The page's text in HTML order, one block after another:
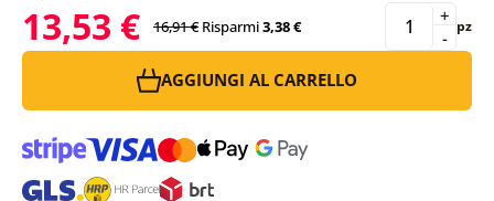
13,53 € 16,91 € Risparmi3,38 € -
+ pz
AGGIUNGI AL CARRELLO